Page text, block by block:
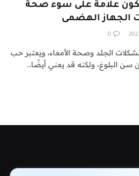
علامة على سوء صحة
الجهاز الهضمى
0
الجلد وصحة الأمعاء، ويعتبر حب
سن البلوغ، ولكنه قد يعني أيضًا…